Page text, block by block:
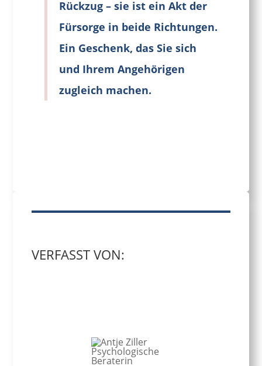
Rückzug – sie ist ein Akt der
Fürsorge in beide Richtungen.
Ein Geschenk, das Sie sich
und Ihrem Angehörigen
zugleich machen.
VERFASST VON: